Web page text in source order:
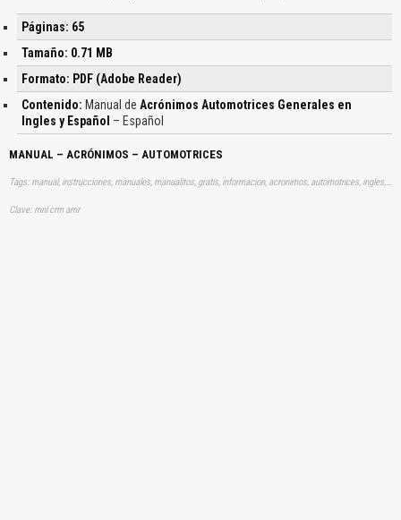
Páginas: 65
Tamaño: 0.71 MB
Formato: PDF (Adobe Reader)
Contenido: Manual de Acrónimos Automotrices Generales en
Ingles y Español – Español
MANUAL – ACRÓNIMOS – AUTOMOTRICES
Tags: manual, instrucciones, manuales, manualitos, gratis, informacion, acronimos, automotrices, ingles, español, aprender, descargas
Clave: mnl crm amr